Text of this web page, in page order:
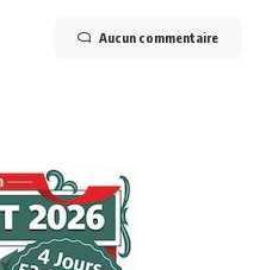
Aucun commentaire